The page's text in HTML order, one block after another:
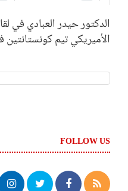
الدكتور حيدر العبادي في
الأميريكي تيم كونستانتين في 2 تشرين الأول
FOLLOW US